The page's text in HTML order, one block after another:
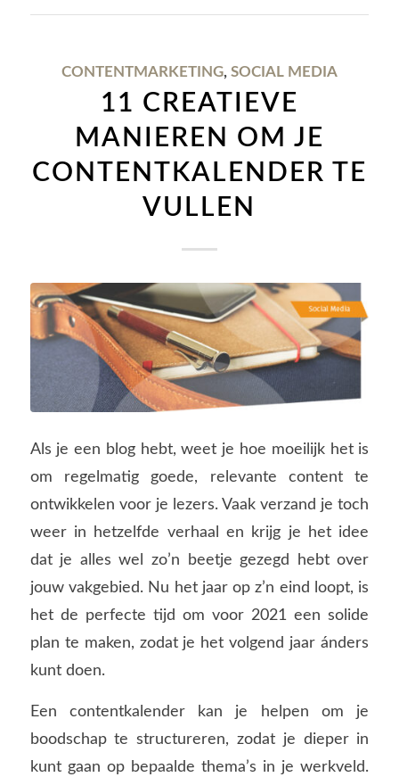
CONTENTMARKETING, SOCIAL MEDIA
11 CREATIEVE
MANIEREN OM JE
CONTENTKALENDER TE
VULLEN
Als je een blog hebt, weet je hoe moeilijk het is
om regelmatig goede, relevante content te
ontwikkelen voor je lezers. Vaak verzand je toch
weer in hetzelfde verhaal en krijg je het idee
dat je alles wel zo’n beetje gezegd hebt over
jouw vakgebied. Nu het jaar op z’n eind loopt, is
het de perfecte tijd om voor 2021 een solide
plan te maken, zodat je het volgend jaar ánders
kunt doen.
Een contentkalender kan je helpen om je
boodschap te structureren, zodat je dieper in
kunt gaan op bepaalde thema’s in je werkveld.